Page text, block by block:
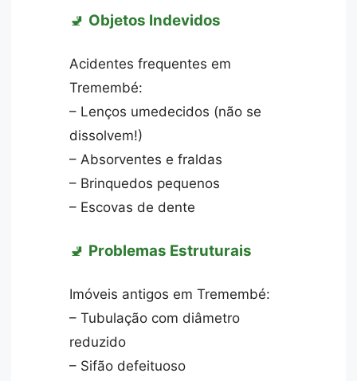
🚽 Objetos Indevidos
Acidentes frequentes em
Tremembé:
– Lenços umedecidos (não se
dissolvem!)
– Absorventes e fraldas
– Brinquedos pequenos
– Escovas de dente
🚽 Problemas Estruturais
Imóveis antigos em Tremembé:
– Tubulação com diâmetro
reduzido
– Sifão defeituoso